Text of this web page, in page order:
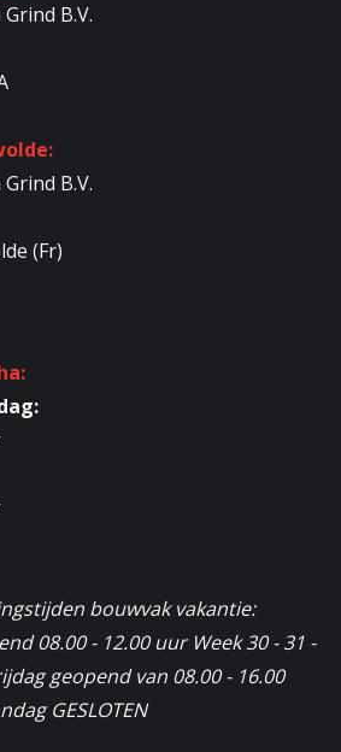
B.V.
B.V.
(Fr)
bouwvak vakantie:
08.00 - 12.00 uur Week 30 - 31 -
geopend van 08.00 - 16.00
GESLOTEN